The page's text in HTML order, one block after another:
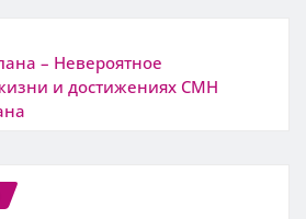
– Невероятное
и достижениях СМН